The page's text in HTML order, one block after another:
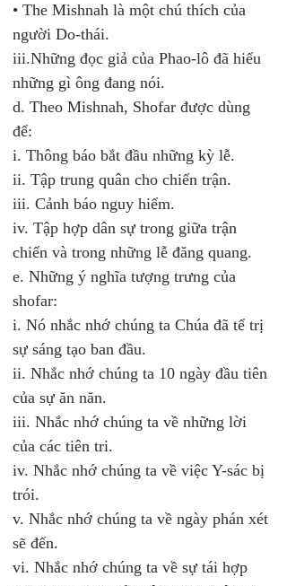
• The Mishnah là một chú thích của
người Do-thái.
iii.Những đọc giả của Phao-lô đã hiểu
những gì ông đang nói.
d. Theo Mishnah, Shofar được dùng
để:
i. Thông báo bắt đầu những kỳ lễ.
ii. Tập trung quân cho chiến trận.
iii. Cảnh báo nguy hiểm.
iv. Tập hợp dân sự trong giữa trận
chiến và trong những lễ đăng quang.
e. Những ý nghĩa tượng trưng của
shofar:
i. Nó nhắc nhớ chúng ta Chúa đã tể trị
sự sáng tạo ban đầu.
ii. Nhắc nhớ chúng ta 10 ngày đầu tiên
của sự ăn năn.
iii. Nhắc nhớ chúng ta về những lời
của các tiên tri.
iv. Nhắc nhớ chúng ta về việc Y-sác bị
trói.
v. Nhắc nhớ chúng ta về ngày phán xét
sẽ đến.
vi. Nhắc nhớ chúng ta về sự tái hợp